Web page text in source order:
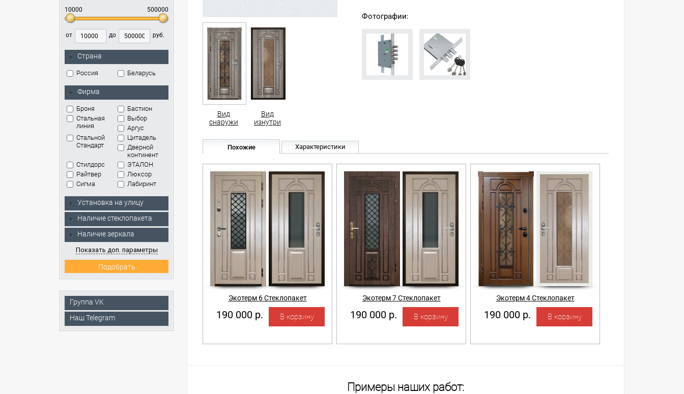
10000 500000
от до руб.
Страна
Россия Беларусь
Фирма
Броня
Бастион
Стальная
линия
Выбор
Аргус
Стальной
Стандарт
Цитадель
Дверной
континент
Стилдорс
ЭТАЛОН
Райтвер
Люксор
Сигма
Лабиринт
Установка на улицу
Наличие стеклопакета
Наличие зеркала
Показать доп. параметры
Группа VK
Наш Telegram
Вид
снаружи
Вид
изнутри
Фотографии:
Похожие Характеристики
Экотерм 6 Стеклопакет
190 000 р.
Экотерм 7 Стеклопакет
190 000 р.
Экотерм 4 Стеклопакет
190 000 р.
Примеры наших работ: